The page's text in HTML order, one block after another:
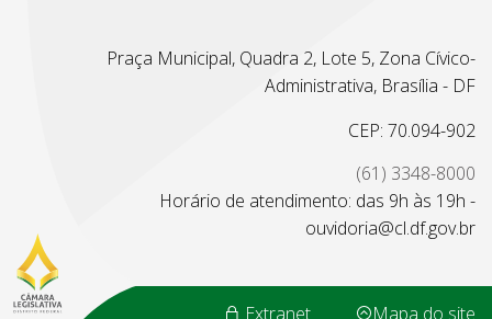
Praça Municipal, Quadra 2, Lote 5, Zona Cívico-
Administrativa, Brasília - DF
CEP: 70.094-902
(61) 3348-8000
Horário de atendimento: das 9h às 19h -
ouvidoria@cl.df.gov.br
Extranet Mapa do site